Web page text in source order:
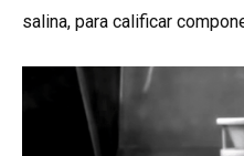
salina, para calificar